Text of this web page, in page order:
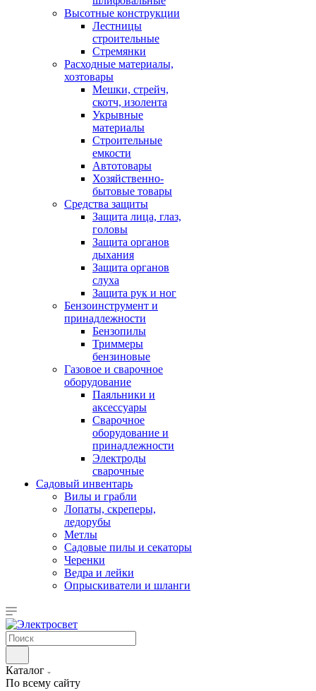
Высотные конструкции
Лестницы
строительные
Стремянки
Расходные материалы,
хозтовары
Мешки, стрейч,
скотч, изолента
Укрывные
материалы
Строительные
емкости
Автотовары
Хозяйственно-
бытовые товары
Средства защиты
Защита лица, глаз,
головы
Защита органов
дыхания
Защита органов
слуха
Защита рук и ног
Бензоинструмент и
принадлежности
Бензопилы
Триммеры
бензиновые
Газовое и сварочное
оборудование
Паяльники и
аксессуары
Сварочное
оборудование и
принадлежности
Электроды
сварочные
Садовый инвентарь
Вилы и грабли
Лопаты, скреперы,
ледорубы
Метлы
Садовые пилы и секаторы
Черенки
Ведра и лейки
Опрыскиватели и шланги
Каталог
По всему сайту